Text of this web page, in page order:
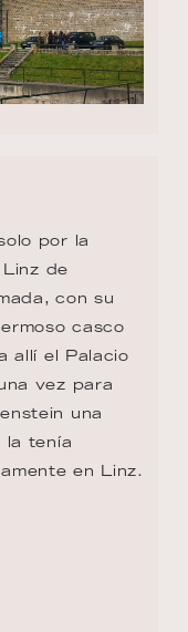
por la
de
con su
casco
allí el Palacio
vez para
una
la tenía
en Linz.